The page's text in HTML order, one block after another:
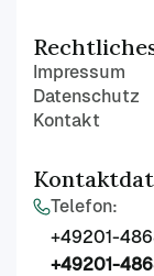
Impressum
Datenschutz
Kontakt
Telefon:
+49201-
+49201-